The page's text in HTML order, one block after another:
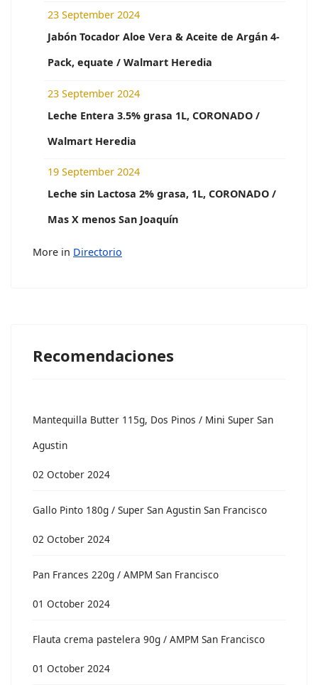
23 September 2024
Jabón Tocador Aloe Vera & Aceite de Argán 4-
Pack, equate / Walmart Heredia
23 September 2024
Leche Entera 3.5% grasa 1L, CORONADO /
Walmart Heredia
19 September 2024
Leche sin Lactosa 2% grasa, 1L, CORONADO /
Mas X menos San Joaquín
More in Directorio
Recomendaciones
Mantequilla Butter 115g, Dos Pinos / Mini Super San
Agustin
02 October 2024
Gallo Pinto 180g / Super San Agustin San Francisco
02 October 2024
Pan Frances 220g / AMPM San Francisco
01 October 2024
Flauta crema pastelera 90g / AMPM San Francisco
01 October 2024